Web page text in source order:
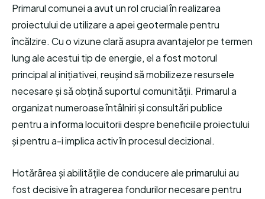
Primarul comunei a avut un rol crucial în realizarea
proiectului de utilizare a apei geotermale pentru
încălzire. Cu o vizune clară asupra avantajelor pe termen
lung ale acestui tip de energie, el a fost motorul
principal al inițiativei, reușind să mobilizeze resursele
necesare și să obțină suportul comunității. Primarul a
organizat numeroase întâlniri și consultări publice
pentru a informa locuitorii despre beneficiile proiectului
și pentru a-i implica activ în procesul decizional.
Hotărârea și abilitățile de conducere ale primarului au
fost decisive în atragerea fondurilor necesare pentru